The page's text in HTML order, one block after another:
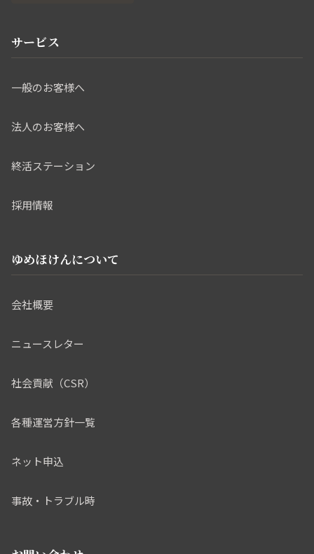
サービス
一般のお客様へ
法人のお客様へ
終活ステーション
採用情報
ゆめほけんについて
会社概要
ニュースレター
社会貢献（CSR）
各種運営方針一覧
ネット申込
事故・トラブル時